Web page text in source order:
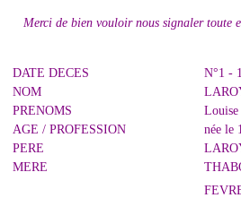
Merci de bien vouloir nous signaler toute
DATE DECES
N°1 -
NOM
PRENOMS
Louise
AGE / PROFESSION
née le
PERE
MERE